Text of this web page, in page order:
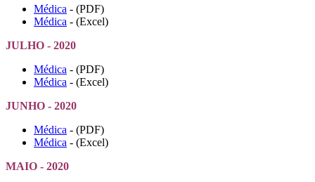
Médica - (PDF)
Médica - (Excel)
JULHO - 2020
Médica - (PDF)
Médica - (Excel)
JUNHO - 2020
Médica - (PDF)
Médica - (Excel)
MAIO - 2020